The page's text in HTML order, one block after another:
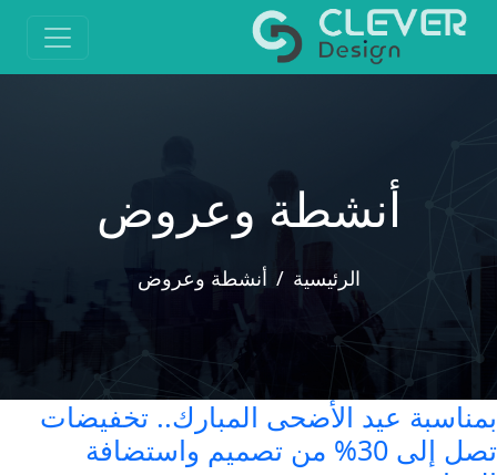
أنشطة وعروض
الرئيسية أنشطة وعروض
بمناسبة عيد الأضحى المبارك.. تخفيضات
تصل إلى 30% من تصميم واستضافة